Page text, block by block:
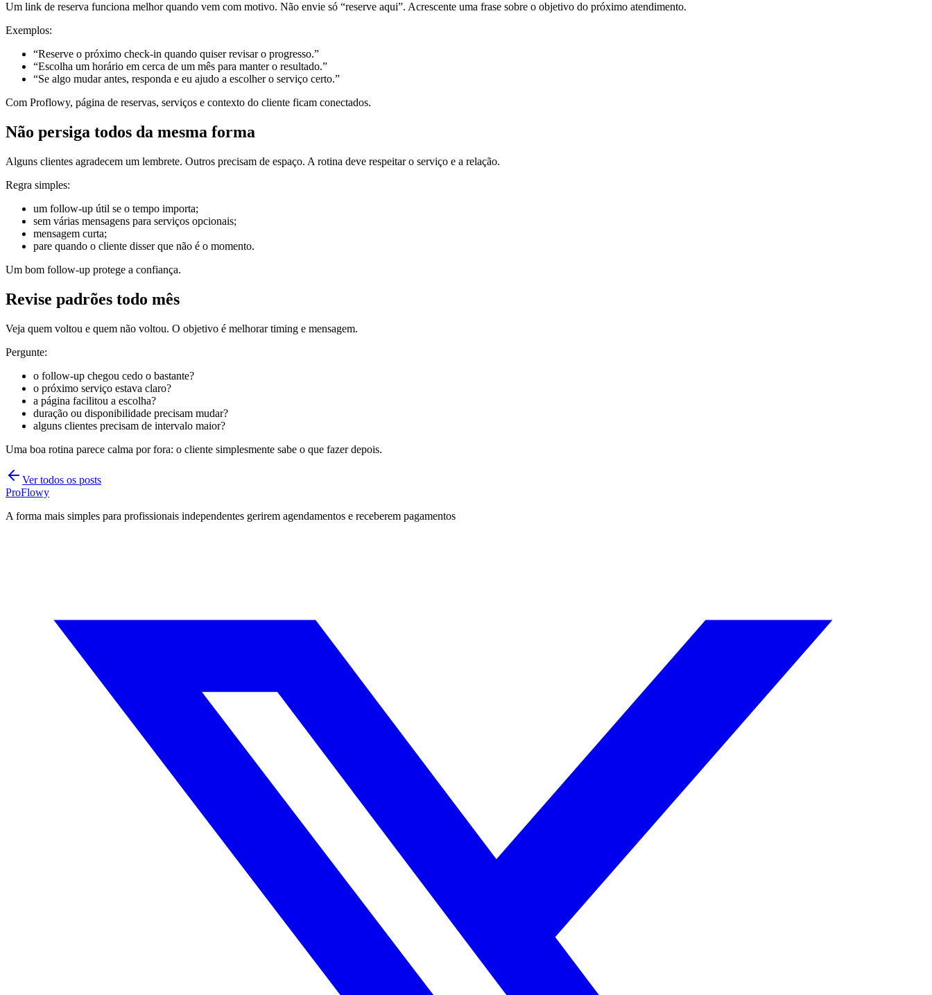
Um link de reserva funciona melhor quando vem com motivo. Não envie só “reserve aqui”. Acrescente uma frase sobre o objetivo do próximo atendimento.
Exemplos:
“Reserve o próximo check-in quando quiser revisar o progresso.”
“Escolha um horário em cerca de um mês para manter o resultado.”
“Se algo mudar antes, responda e eu ajudo a escolher o serviço certo.”
Com Proflowy, página de reservas, serviços e contexto do cliente ficam conectados.
Não persiga todos da mesma forma
Alguns clientes agradecem um lembrete. Outros precisam de espaço. A rotina deve respeitar o serviço e a relação.
Regra simples:
um follow-up útil se o tempo importa;
sem várias mensagens para serviços opcionais;
mensagem curta;
pare quando o cliente disser que não é o momento.
Um bom follow-up protege a confiança.
Revise padrões todo mês
Veja quem voltou e quem não voltou. O objetivo é melhorar timing e mensagem.
Pergunte:
o follow-up chegou cedo o bastante?
o próximo serviço estava claro?
a página facilitou a escolha?
duração ou disponibilidade precisam mudar?
alguns clientes precisam de intervalo maior?
Uma boa rotina parece calma por fora: o cliente simplesmente sabe o que fazer depois.
Ver todos os posts
ProFlowy
A forma mais simples para profissionais independentes gerirem agendamentos e receberem pagamentos